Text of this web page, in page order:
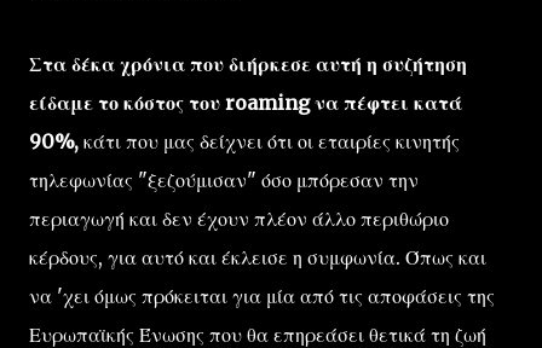
Στα δέκα χρόνια που διήρκεσε αυτή η συζήτηση
είδαμε το κόστος του roaming να πέφτει κατά
90%, κάτι που μας δείχνει ότι οι εταιρίες κινητής
τηλεφωνίας "ξεζούμισαν" όσο μπόρεσαν την
περιαγωγή και δεν έχουν πλέον άλλο περιθώριο
κέρδους, για αυτό και έκλεισε η συμφωνία. Όπως και
να 'χει όμως πρόκειται για μία από τις αποφάσεις της
Ευρωπαϊκής Ένωσης που θα επηρεάσει θετικά τη ζωή